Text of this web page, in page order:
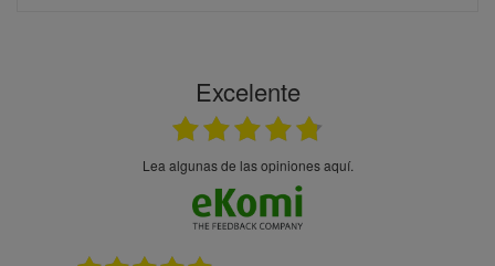
Excelente
Lea algunas de las opiniones aquí.